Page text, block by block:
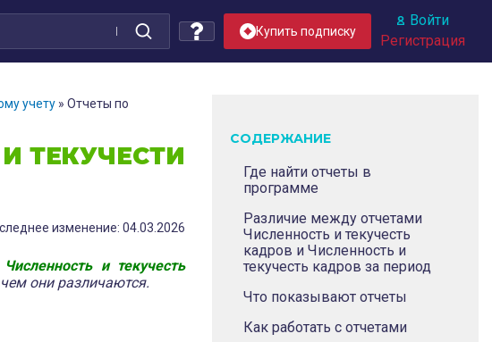
Купить подписку
Войти
Регистрация
учету » Отчеты по
ТЕКУЧЕСТИ
изменение: 04.03.2026
Численность и текучесть
они различаются.
СОДЕРЖАНИЕ
Где найти отчеты в
программе
Различие между отчетами
Численность и текучесть
кадров и Численность и
текучесть кадров за период
Что показывают отчеты
Как работать с отчетами